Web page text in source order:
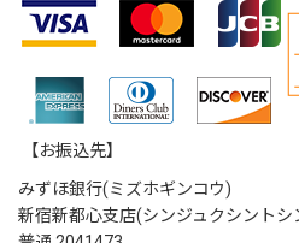
【お振込先】
みずほ銀行(ミズホギンコウ)
新宿新都心支店(シンジュクシントシ